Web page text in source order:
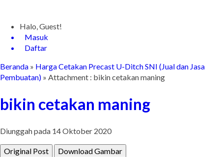
Halo, Guest!
Masuk
Daftar
Beranda » Harga Cetakan Precast U-Ditch SNI (Jual dan Jasa
Pembuatan) » Attachment : bikin cetakan maning
bikin cetakan maning
Diunggah pada 14 Oktober 2020
Original Post Download Gambar